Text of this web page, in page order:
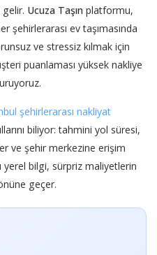
Ucuza Taşın platformu,
şehirlerarası ev taşımasında
ve stressiz kılmak için
puanlaması yüksek nakliye
şehirlerarası nakliyat
biliyor: tahmini yol süresi,
ve şehir merkezine erişim
bilgi, sürpriz maliyetlerin
geçer.